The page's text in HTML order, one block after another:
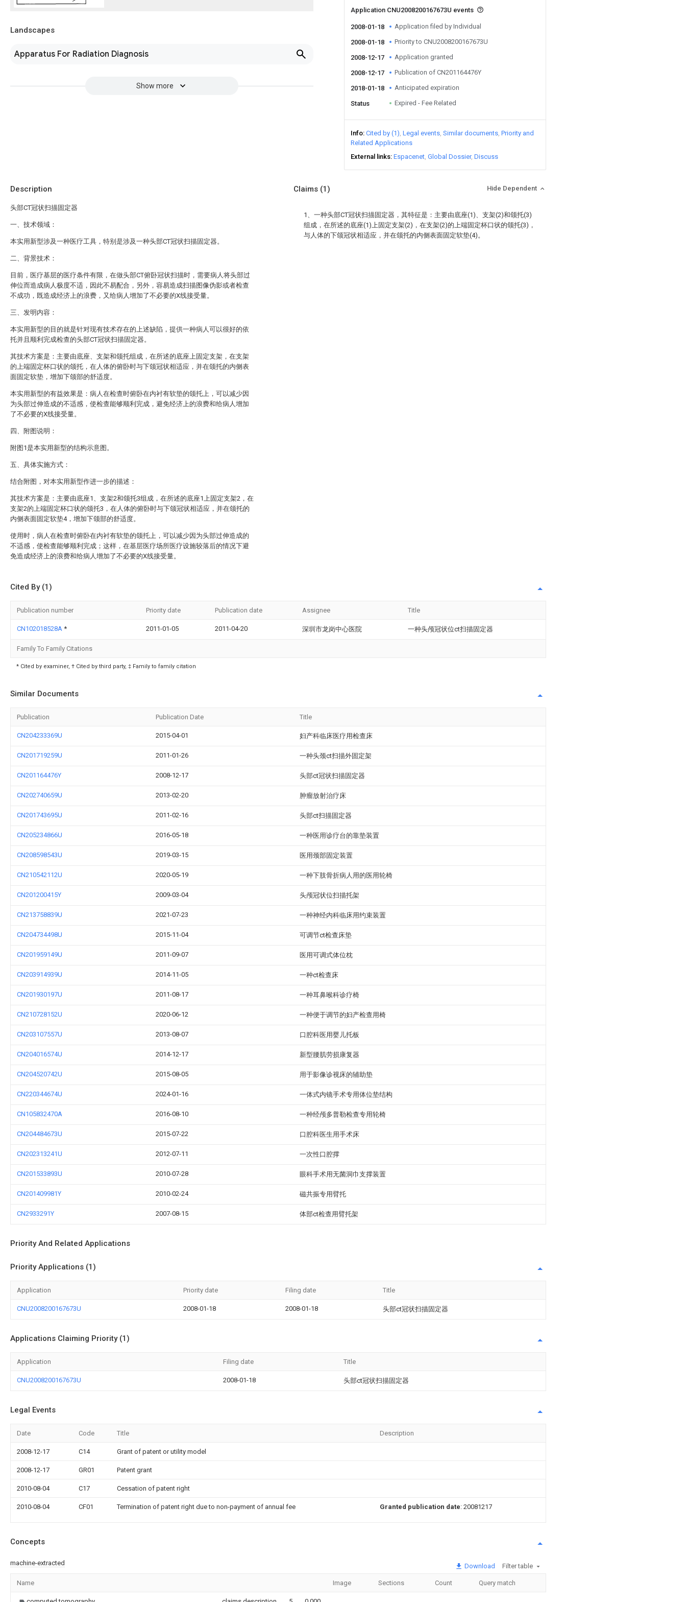
Landscapes
Apparatus For Radiation Diagnosis
Show more
Application CNU2008200167673U events
2008-01-18 Application filed by Individual
2008-01-18 Priority to CNU2008200167673U
2008-12-17 Application granted
2008-12-17 Publication of CN201164476Y
2018-01-18 Anticipated expiration
Status Expired - Fee Related
Info Cited by (1) Legal events Similar documents Priority and
Related Applications
External links Espacenet Global Dossier Discuss
Description
头部CT冠状扫描固定器
一、技术领域：
本实用新型涉及一种医疗工具，特别是涉及一种头部CT冠状扫描固定器。
二、背景技术：
目前，医疗基层的医疗条件有限，在做头部CT俯卧冠状扫描时，需要病人将头部过
伸位而造成病人极度不适，因此不易配合，另外，容易造成扫描图像伪影或者检查
不成功，既造成经济上的浪费，又给病人增加了不必要的X线接受量。
三、发明内容：
本实用新型的目的就是针对现有技术存在的上述缺陷，提供一种病人可以很好的依
托并且顺利完成检查的头部CT冠状扫描固定器。
其技术方案是：主要由底座、支架和颌托组成，在所述的底座上固定支架，在支架
的上端固定杯口状的颌托，在人体的俯卧时与下颌冠状相适应，并在颌托的内侧表
面固定软垫，增加下颌部的舒适度。
本实用新型的有益效果是：病人在检查时俯卧在内衬有软垫的颌托上，可以减少因
为头部过伸造成的不适感，使检查能够顺利完成，避免经济上的浪费和给病人增加
了不必要的X线接受量。
四、附图说明：
附图1是本实用新型的结构示意图。
五、具体实施方式：
结合附图，对本实用新型作进一步的描述：
其技术方案是：主要由底座1、支架2和颌托3组成，在所述的底座1上固定支架2，在
支架2的上端固定杯口状的颌托3，在人体的俯卧时与下颌冠状相适应，并在颌托的
内侧表面固定软垫4，增加下颌部的舒适度。
使用时，病人在检查时俯卧在内衬有软垫的颌托上，可以减少因为头部过伸造成的
不适感，使检查能够顺利完成；这样，在基层医疗场所医疗设施较落后的情况下避
免造成经济上的浪费和给病人增加了不必要的X线接受量。
Claims (1) Hide Dependent
1、一种头部CT冠状扫描固定器，其特征是：主要由底座(1)、支架(2)和颌托(3)
组成，在所述的底座(1)上固定支架(2)，在支架(2)的上端固定杯口状的颌托(3)，
与人体的下颌冠状相适应，并在颌托的内侧表面固定软垫(4)。
Cited By (1)
Publication number Priority date Publication date Assignee Title
CN102018528A * 2011-01-05 2011-04-20 深圳市龙岗中心医院 一种头颅冠状位ct扫描固定器
Family To Family Citations
* Cited by examiner, † Cited by third party, ‡ Family to family citation
Similar Documents
Publication Publication Date Title
CN204233369U 2015-04-01 妇产科临床医疗用检查床
CN201719259U 2011-01-26 一种头颈ct扫描外固定架
CN201164476Y 2008-12-17 头部ct冠状扫描固定器
CN202740659U 2013-02-20 肿瘤放射治疗床
CN201743695U 2011-02-16 头部ct扫描固定器
CN205234866U 2016-05-18 一种医用诊疗台的靠垫装置
CN208598543U 2019-03-15 医用颈部固定装置
CN210542112U 2020-05-19 一种下肢骨折病人用的医用轮椅
CN201200415Y 2009-03-04 头颅冠状位扫描托架
CN213758839U 2021-07-23 一种神经内科临床用约束装置
CN204734498U 2015-11-04 可调节ct检查床垫
CN201959149U 2011-09-07 医用可调式体位枕
CN203914939U 2014-11-05 一种ct检查床
CN201930197U 2011-08-17 一种耳鼻喉科诊疗椅
CN210728152U 2020-06-12 一种便于调节的妇产检查用椅
CN203107557U 2013-08-07 口腔科医用婴儿托板
CN204016574U 2014-12-17 新型腰肌劳损康复器
CN204520742U 2015-08-05 用于影像诊视床的辅助垫
CN220344674U 2024-01-16 一体式内镜手术专用体位垫结构
CN105832470A 2016-08-10 一种经颅多普勒检查专用轮椅
CN204484673U 2015-07-22 口腔科医生用手术床
CN202313241U 2012-07-11 一次性口腔撑
CN201533893U 2010-07-28 眼科手术用无菌洞巾支撑装置
CN201409981Y 2010-02-24 磁共振专用臂托
CN2933291Y 2007-08-15 体部ct检查用臂托架
Priority And Related Applications
Priority Applications (1)
Application Priority date Filing date Title
CNU2008200167673U 2008-01-18 2008-01-18 头部ct冠状扫描固定器
Applications Claiming Priority (1)
Application Filing date Title
CNU2008200167673U 2008-01-18 头部ct冠状扫描固定器
Legal Events
Date Code Title Description
2008-12-17 C14 Grant of patent or utility model
2008-12-17 GR01 Patent grant
2010-08-04 C17 Cessation of patent right
2010-08-04 CF01 Termination of patent right due to non-payment of annual fee Granted publication date: 20081217
Concepts
machine-extracted Download Filter table
Name Image Sections Count Query match